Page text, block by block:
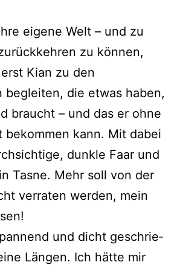
eige­ne Welt – und zu
zu kön­nen,
Kian zu den
beglei­ten, die etwas haben,
braucht – und das er ohne
bekom­men kann. Mit dabei
dunk­le Faar und
Tasne. Mehr soll von der
ver­ra­ten wer­den, mein
und dicht geschrie­
Längen. Ich hät­te mir